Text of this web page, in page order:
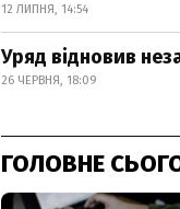
12 ЛИПНЯ, 14:54
Уряд відновив
26 ЧЕРВНЯ, 18:09
ГОЛОВНЕ